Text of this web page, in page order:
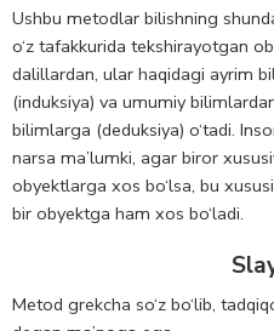
Ushbu metodlar bilishning
o‘z tafakkurida tekshirayotgan
dalillardan, ular haqidagi ayrim
(induksiya) va umumiy
bilimlarga (deduksiya) o‘tadi.
narsa ma’lumki, agar biror
obyektlarga xos bo‘lsa, bu
bir obyektga ham xos bo‘ladi.
Metod grekcha so‘z bo‘lib,